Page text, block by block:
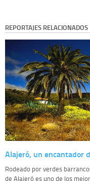
REPORTAJES RELACIONADOS
Alajeró, un encantador
Rodeado por verdes
de Alajeró es uno de los